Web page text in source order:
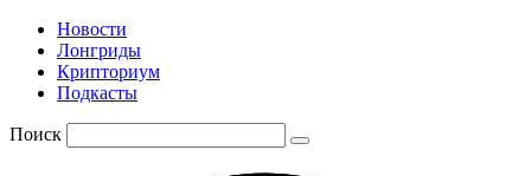
Новости
Лонгриды
Крипториум
Подкасты
Поиск